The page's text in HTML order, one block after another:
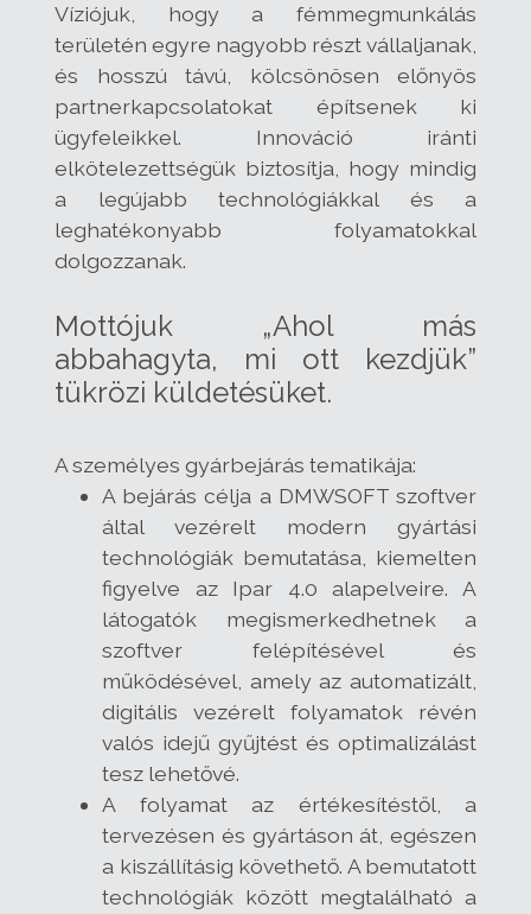
Víziójuk, hogy a fémmegmunkálás
területén egyre nagyobb részt vállaljanak,
és hosszú távú, kölcsönösen előnyös
partnerkapcsolatokat építsenek ki
ügyfeleikkel. Innováció iránti
elkötelezettségük biztosítja, hogy mindig
a legújabb technológiákkal és a
leghatékonyabb folyamatokkal
dolgozzanak.
Mottójuk „Ahol más
abbahagyta, mi ott kezdjük”
tükrözi küldetésüket.
A személyes gyárbejárás tematikája:
A bejárás célja a DMWSOFT szoftver
által vezérelt modern gyártási
technológiák bemutatása, kiemelten
figyelve az Ipar 4.0 alapelveire. A
látogatók megismerkedhetnek a
szoftver felépítésével és
működésével, amely az automatizált,
digitális vezérelt folyamatok révén
valós idejű gyűjtést és optimalizálást
tesz lehetővé.
A folyamat az értékesítéstől, a
tervezésen és gyártáson át, egészen
a kiszállításig követhető. A bemutatott
technológiák között megtalálható a